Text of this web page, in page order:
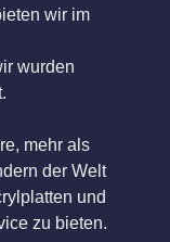
wir im
wurden
mehr als
der Welt
und
zu bieten.